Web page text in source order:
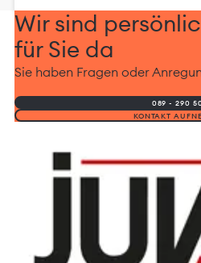
Wir sind
für Sie da
Sie haben Fragen oder
089 - 290
KONTAKT